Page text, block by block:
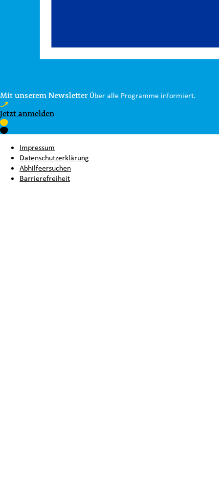
Mit unserem Newsletter Über alle Programme informiert.
Jetzt anmelden
Impressum
Datenschutzerklärung
Abhilfeersuchen
Barrierefreiheit